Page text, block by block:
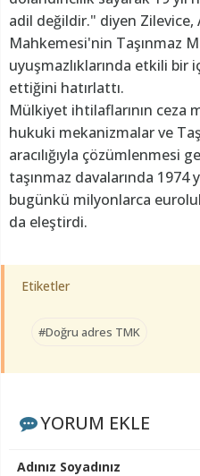
adil değildir." diyen Zilevice,
Mahkemesi'nin Taşınmaz
uyuşmazlıklarında etkili bir
ettiğini hatırlattı.
Mülkiyet ihtilaflarının ceza
hukuki mekanizmalar ve
aracılığıyla çözümlenmesi
taşınmaz davalarında 1974
bugünkü milyonlarca
da eleştirdi.
Etiketler
#Doğru adres TMK
YORUM EKLE
Adınız Soyadınız